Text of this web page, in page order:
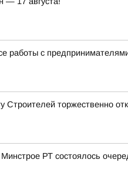
работы с
Строителей торжественно
РТ состоялось